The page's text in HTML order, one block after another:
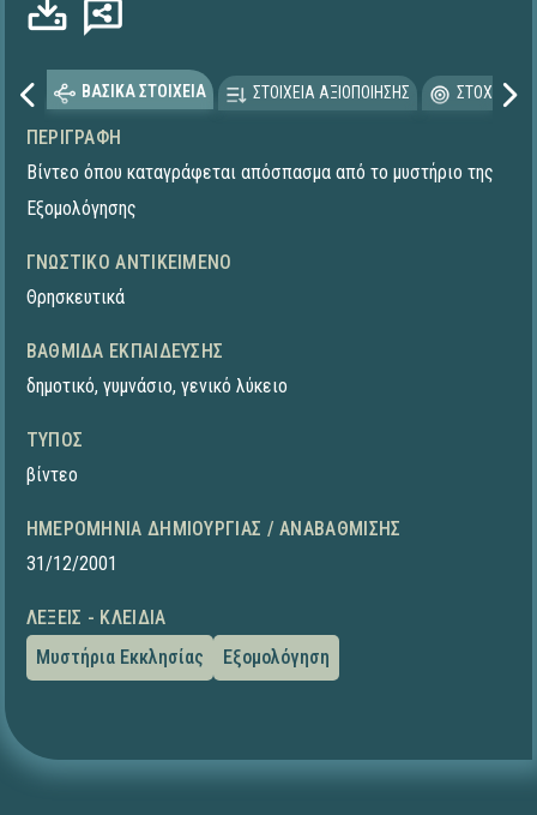
ΒΑΣΙΚΑ ΣΤΟΙΧΕΙΑ ΣΤΟΙΧΕΙΑ ΑΞΙΟΠΟΙΗΣΗΣ
ΠΕΡΙΓΡΑΦΉ
Βίντεο όπου καταγράφεται απόσπασμα από το μυστήριο της
Εξομολόγησης
ΓΝΩΣΤΙΚΌ ΑΝΤΙΚΕΊΜΕΝΟ
Θρησκευτικά
ΒΑΘΜΊΔΑ ΕΚΠΑΊΔΕΥΣΗΣ
δημοτικό, γυμνάσιο, γενικό λύκειο
ΤΎΠΟΣ
βίντεο
ΗΜΕΡΟΜΗΝΊΑ ΔΗΜΙΟΥΡΓΊΑΣ / ΑΝΑΒΆΘΜΙΣΗΣ
31/12/2001
ΛΈΞΕΙΣ - ΚΛΕΙΔΙΆ
Μυστήρια Εκκλησίας
Εξομολόγηση